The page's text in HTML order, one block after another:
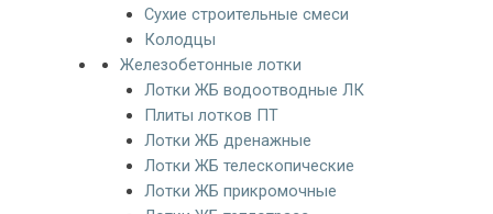
Сухие строительные смеси
Колодцы
Железобетонные лотки
Лотки ЖБ водоотводные ЛК
Плиты лотков ПТ
Лотки ЖБ дренажные
Лотки ЖБ телескопические
Лотки ЖБ прикромочные